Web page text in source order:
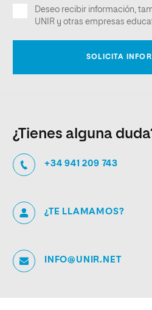
¿Tienes alguna
+34 941 209 743
¿TE LLAMAMOS?
INFO@UNIR.NET